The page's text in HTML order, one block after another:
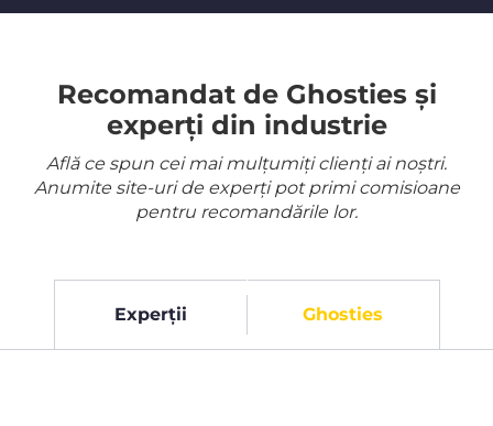
Recomandat de Ghosties și
experți din industrie
Află ce spun cei mai mulțumiți clienți ai noștri.
Anumite site-uri de experți pot primi comisioane
pentru recomandările lor.
Experții Ghosties